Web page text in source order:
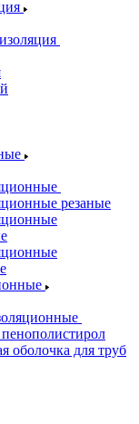
резаные
оболочка для труб